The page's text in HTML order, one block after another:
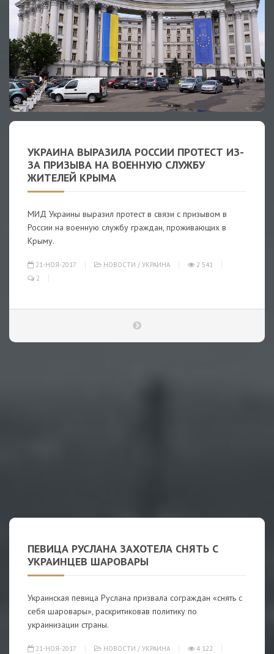
УКРАИНА ВЫРАЗИЛА РОССИИ ПРОТЕСТ ИЗ-
ЗА ПРИЗЫВА НА ВОЕННУЮ СЛУЖБУ
ЖИТЕЛЕЙ КРЫМА
МИД Украины выразил протест в связи с призывом в
России на военную службу граждан, проживающих в
Крыму.
21-НОЯ-2017 НОВОСТИ / УКРАИНА
2 541
2
ПЕВИЦА РУСЛАНА ЗАХОТЕЛА СНЯТЬ С
УКРАИНЦЕВ ШАРОВАРЫ
Украинская певица Руслана призвала сограждан «снять с
себя шаровары», раскритиковав политику по
украинизации страны.
21-НОЯ-2017 НОВОСТИ / УКРАИНА 4 122